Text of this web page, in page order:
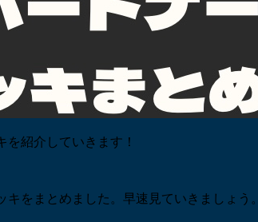
紹介していきます！
をまとめました。早速見ていきましょう。